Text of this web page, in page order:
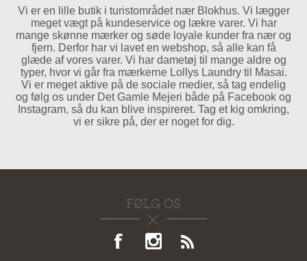
Vi er en lille butik i turistområdet nær Blokhus. Vi lægger
meget vægt på kundeservice og lækre varer. Vi har
mange skønne mærker og søde loyale kunder fra nær og
fjern. Derfor har vi lavet en webshop, så alle kan få
glæde af vores varer. Vi har dametøj til mange aldre og
typer, hvor vi går fra mærkerne Lollys Laundry til Masai.
Vi er meget aktive på de sociale medier, så tag endelig
og følg os under Det Gamle Mejeri både på Facebook og
Instagram, så du kan blive inspireret. Tag et kig omkring,
vi er sikre på, der er noget for dig.
FØLG OS